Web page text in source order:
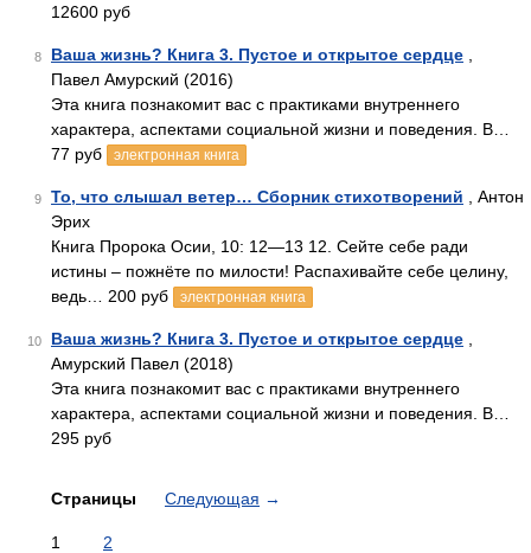
12600 руб
8 Ваша жизнь? Книга 3. Пустое и открытое сердце
Павел Амурский (2016)
Эта книга познакомит вас с практиками внутреннего
характера, аспектами социальной жизни и поведения. В…
77 руб
электронная книга
9 То, что слышал ветер… Сборник стихотворений , Антон
Эрих
Книга Пророка Осии, 10: 12—13 12. Сейте себе ради
истины – пожнёте по милости! Распахивайте себе целину,
ведь… 200 руб
электронная книга
10 Ваша жизнь? Книга 3. Пустое и открытое сердце
Амурский Павел (2018)
Эта книга познакомит вас с практиками внутреннего
характера, аспектами социальной жизни и поведения. В…
295 руб
Страницы Следующая →
1 2